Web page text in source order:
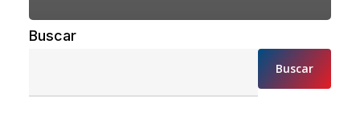
Buscar
Buscar